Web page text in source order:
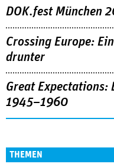
DOK.fest München
Crossing Europe:
drunter
Great Expectations:
1945–1960
THEMEN